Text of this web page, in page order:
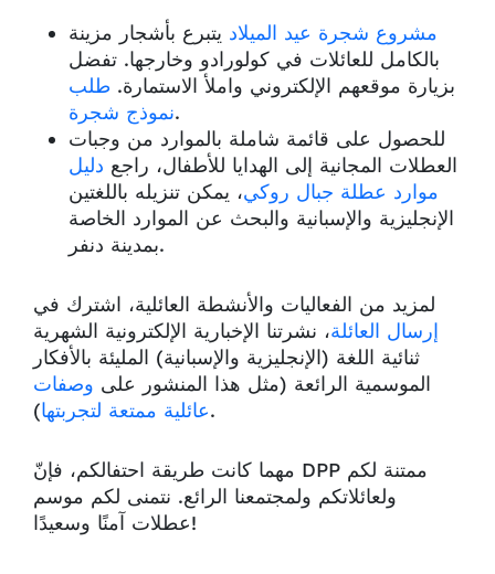
مشروع شجرة عيد الميلاد يتبرع بأشجار مزينة
بالكامل للعائلات في كولورادو وخارجها. تفضل
بزيارة موقعهم الإلكتروني واملأ الاستمارة. طلب
نموذج شجرة.
للحصول على قائمة شاملة بالموارد من وجبات
العطلات المجانية إلى الهدايا للأطفال، راجع دليل
موارد عطلة جبال روكي، يمكن تنزيله باللغتين
الإنجليزية والإسبانية والبحث عن الموارد الخاصة
بمدينة دنفر.
لمزيد من الفعاليات والأنشطة العائلية، اشترك في
إرسال العائلة، نشرتنا الإخبارية الإلكترونية الشهرية
ثنائية اللغة (الإنجليزية والإسبانية) المليئة بالأفكار
الموسمية الرائعة (مثل هذا المنشور على وصفات
عائلية ممتعة لتجربتها).
مهما كانت طريقة احتفالكم، فإنّ DPP ممتنة لكم
ولعائلاتكم ولمجتمعنا الرائع. نتمنى لكم موسم
عطلات آمنًا وسعيدًا!